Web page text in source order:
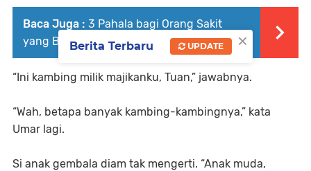
Baca Juga : 3 Pahala bagi Orang Sakit
yang Bersabar
“Ini kambing milik majikanku, Tuan,” jawabnya.
“Wah, betapa banyak kambing-kambingnya,” kata
Umar lagi.
Si anak gembala diam tak mengerti. “Anak muda,
×
Berita Terbaru UPDATE